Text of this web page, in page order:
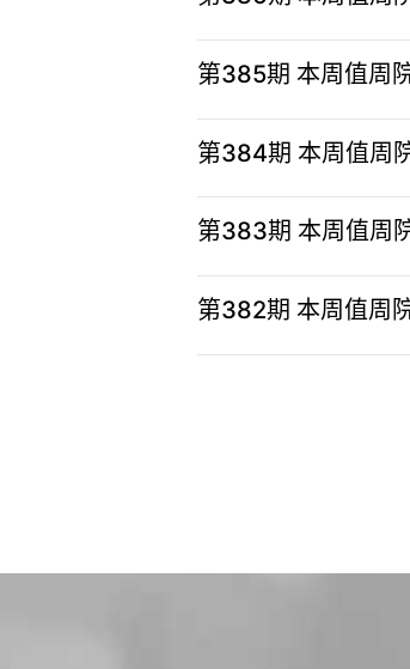
第385期 本周值周
第384期 本周值周
第383期 本周值周
第382期 本周值周